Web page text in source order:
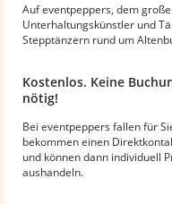
Auf eventpeppers, dem
Unterhaltungskünstler und
Stepptänzern rund um
Kostenlos. Keine
nötig!
Bei eventpeppers fallen für
bekommen einen
und können dann individuell
aushandeln.